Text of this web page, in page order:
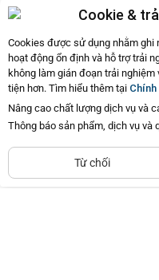
0
Còn2 Hỏi -
Siêu thị
Thêm
Cookie &
Cookies được sử dụng nhằm
hoạt động ổn định và hỗ trợ trải
không làm gián đoạn trải
tiện hơn. Tìm hiểu thêm tại
Nâng cao chất lượng dịch vụ và
Thông báo sản phẩm, dịch vụ và
Từ chối